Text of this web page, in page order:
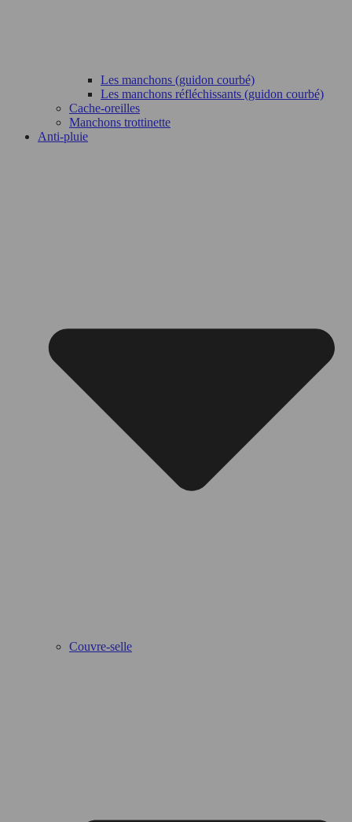
Les manchons (guidon courbé)
Les manchons réfléchissants (guidon courbé)
Cache-oreilles
Manchons trottinette
Anti-pluie
Couvre-selle